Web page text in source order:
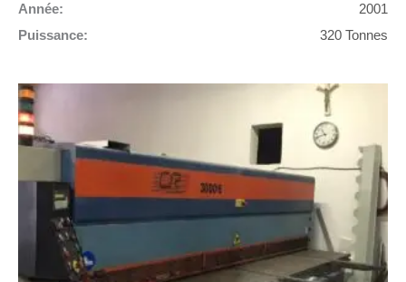
Année:
2001
Puissance:
320 Tonnes